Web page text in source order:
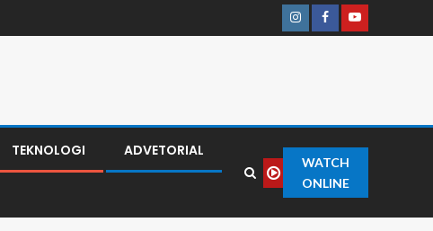
TEKNOLOGI ADVETORIAL
WATCH
ONLINE